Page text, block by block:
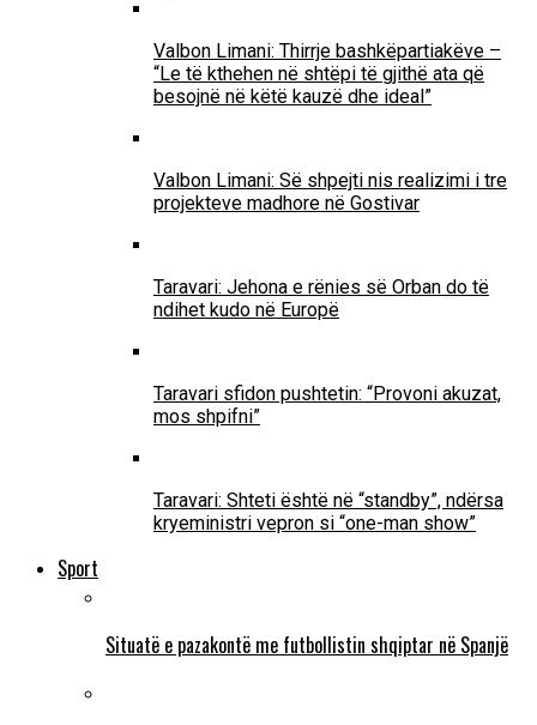
Valbon Limani: Thirrje bashkëpartiakëve –
“Le të kthehen në shtëpi të gjithë ata që
besojnë në këtë kauzë dhe ideal”
Valbon Limani: Së shpejti nis realizimi i tre
projekteve madhore në Gostivar
Taravari: Jehona e rënies së Orban do të
ndihet kudo në Europë
Taravari sfidon pushtetin: “Provoni akuzat,
mos shpifni”
Taravari: Shteti është në “standby”, ndërsa
kryeministri vepron si “one-man show”
Sport
Situatë e pazakontë me futbollistin shqiptar në Spanjë